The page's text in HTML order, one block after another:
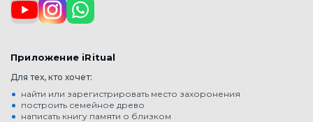
Приложение iRitual
Для тех, кто хочет:
найти или зарегистрировать место захоронения
построить семейное древо
написать книгу памяти о близком